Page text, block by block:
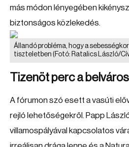
más módon lényegében
biztonságos közlekedés.
Állandó probléma, hogy a
tiszteletben (Fotó: Ratalics László/
Tizenöt perc a belváros
A fórumon szó esett a vasúti
rejló lehetőségekről. Papp
villamospályával kapcsolatos